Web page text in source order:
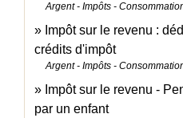
Argent - Impôts -
Impôt sur le revenu :
crédits d'impôt
Argent - Impôts -
Impôt sur le revenu -
par un enfant